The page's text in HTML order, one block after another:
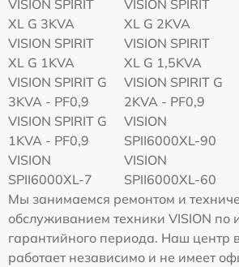
VISION SPIRIT
XL G 3KVA
VISION SPIRIT
XL G 2KVA
VISION SPIRIT
XL G 1KVA
VISION SPIRIT
XL G 1,5KVA
VISION SPIRIT G
3KVA - PF0,9
VISION SPIRIT G
2KVA - PF0,9
VISION SPIRIT G
1KVA - PF0,9
VISION
SPII6000XL-90
VISION
SPII6000XL-7
VISION
SPII6000XL-60
Мы занимаемся ремонтом и
обслуживанием техники VISION по
гарантийного периода. Наш центр
работает независимо и не имеет